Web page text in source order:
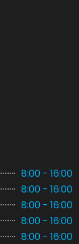
8:00 - 16:00
8:00 - 16:00
8:00 - 16:00
8:00 - 16:00
8:00 - 16:00